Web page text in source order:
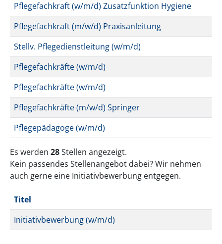
Pflegefachkraft (w/m/d) Zusatzfunktion Hygiene
Pflegefachkraft (m/w/d) Praxisanleitung
Stellv. Pflegedienstleitung (w/m/d)
Pflegefachkräfte (w/m/d)
Pflegefachkräfte (w/m/d)
Pflegefachkräfte (m/w/d) Springer
Pflegepädagoge (w/m/d)
Es werden 28Stellen angezeigt.
Kein passendes Stellenangebot dabei? Wir nehmen
auch gerne eine Initiativbewerbung entgegen.
Titel
Initiativbewerbung (w/m/d)